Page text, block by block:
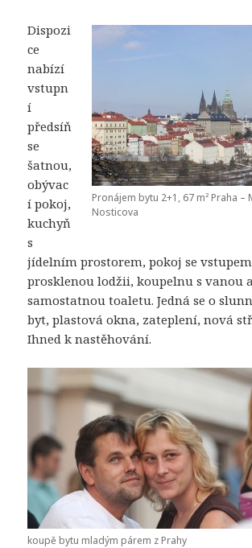
Pronájem bytu 2+1, 67 m² Praha –
Nosticova
Dispozi
ce
nabízí
vstupn
í
předsíň
se
šatnou,
obývac
í pokoj,
kuchyň
s
jídelním prostorem, pokoj se
prosklenou lodžii, koupelnu s vanou a
samostatnou toaletu. Jedná se o
byt, plastová okna, zateplení, nová
Ihned k nastěhování.
koupě bytu mladým párem z Prahy